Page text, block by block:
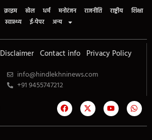
क्राइम खेल धर्म मनोरंजन राजनीति राष्ट्रीय
शिक्षा
स्वास्थ्य
ई-पेपर अन्य
Disclaimer Contact info Privacy Policy
info@hindlekhninews.com
+91 9455747212